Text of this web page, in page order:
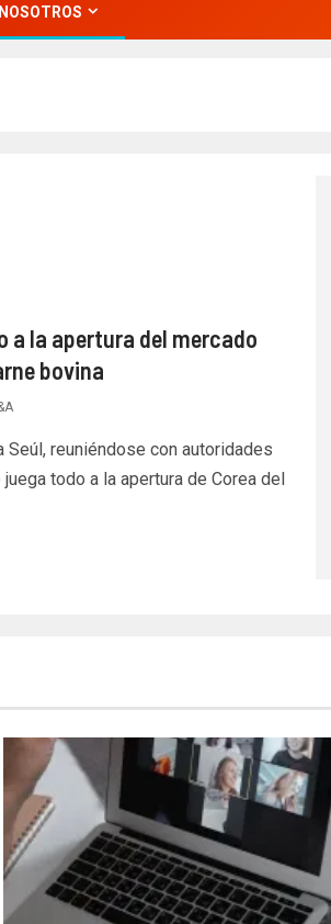
a la apertura del mercado
bovina
reuniéndose con autoridades
todo a la apertura de Corea del